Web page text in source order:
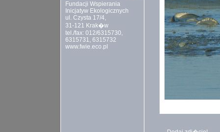
Fundacji Wspierania
Inicjatyw Ekologicznych
ul. Czysta 17/4,
31-121 Krak�w
tel./fax: 012/6315730,
6315731, 6315732
www.fwie.eco.pl